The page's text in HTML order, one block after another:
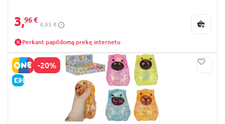
3,96 €
4,95 €
Perkant papildomą prekę internetu
-20%
E-KAINA